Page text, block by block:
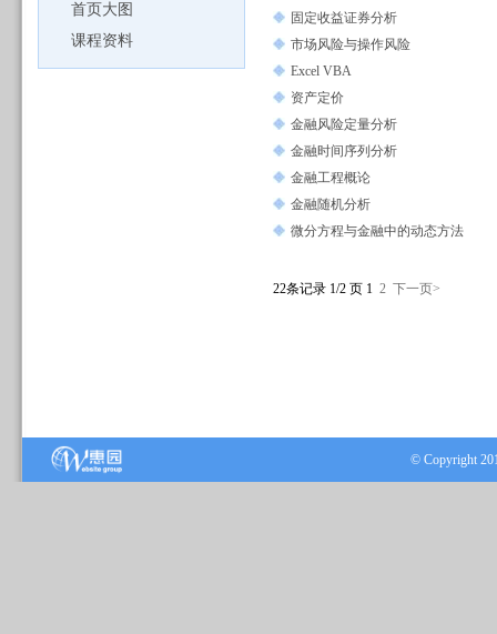
首页大图
课程资料
固定收益证券分析
市场风险与操作风险
Excel VBA
资产定价
金融风险定量分析
金融时间序列分析
金融工程概论
金融随机分析
微分方程与金融中的动态方法
22条记录 1/2 页 1 2 下一页>
© Copyright